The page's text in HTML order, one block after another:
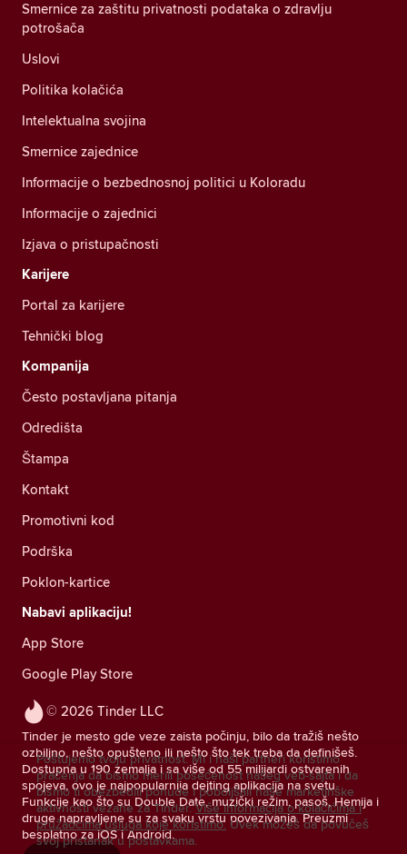
© 2026 Tinder LLC
Tinder je mesto gde veze zaista počinju, bilo da tražiš nešto
ozbiljno, nešto opušteno ili nešto što tek treba da definišeš.
Dostupna u 190 zemalja i sa više od 55 milijardi ostvarenih
spojeva, ovo je najpopularnija dejting aplikacija na svetu.
Funkcije kao što su Double Date, muzički režim, pasoš, Hemija i
druge napravljene su za svaku vrstu povezivanja. Preuzmi
besplatno za iOS i Android.
Smernice za zaštitu privatnosti podataka o zdravlju
potrošača
Uslovi
Politika kolačića
Intelektualna svojina
Smernice zajednice
Informacije o bezbednosnoj politici u Koloradu
Informacije o zajednici
Izjava o pristupačnosti
Karijere
Portal za karijere
Tehnički blog
Kompanija
Često postavljana pitanja
Odredišta
Štampa
Kontakt
Promotivni kod
Podrška
Poklon-kartice
Nabavi aplikaciju!
App Store
Google Play Store
Poštujemo tvoju privatnost. Mi i naši partneri koristimo
praćenja da bismo merili posećenost našeg veb-sajta i da
bismo ti obezbedili ponude i poboljšali naše marketinške
aktivnosti vezane za Tinder. Više informacija o kolačićima i
pružaocima usluga koje koristimo. Uvek možeš da povučeš
svoj pristanak u postavkama.